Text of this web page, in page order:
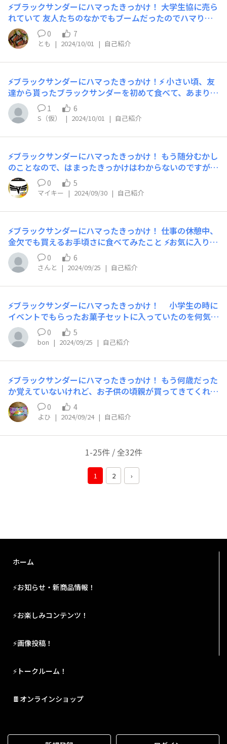
⚡ブラックサンダーにハマったきっかけ！ 大学生協に売ら
れていて 友人たちのなかでもブームだったのでハマりま
した ⚡お気に入りのフレーバーとお気に入りポイント！
ノーマルブラックサンダーが好きです チョコとビスケッ
トの組み合わせが良くて飽きない ⚡いつもこんな時に食べ
てる！ 職場で15時ごろにコーヒーと楽しんでいます ⚡ブ
ラックサンダー愛を出せるので嬉しいです よろしくお願
いします
0 7
とも | 2024/10/01 | 自己紹介
⚡ブラックサンダーにハマったきっかけ！⚡️ 小さい頃、友
達から貰ったブラックサンダーを初めて食べて、あまりに
も美味しくてビックリした記憶があります🌩️それ以来ず
っとファンです。 ⚡お気に入りのフレーバーとお気に入り
ポイント！⚡️ いつもの味が一番ですが、その次を挙げると
するなら「至福のバター」です🧈プレミアムな美味しさな
しかった記憶🍫 ⚡いつもこんな時に食べてる！⚡️ 仕事前で
す🖥️今やってる仕事は夜間の拘束時間が長くガッツリ食事
をとれないことも多いので、ブラックサンダーで甘いもの
を補給して集中モードに入ります👓コスパが良く素早く
獲もこのタイミングで行うことが多いです。仕事の合間に
味の進化や限定フレーバーの季節の移り変わりを味わうこ
とができます。） そして、いつもではないのですが、自
分へのご褒美に「箱買い」をすることもあります。自分の
家にブラックサンダーの箱があるというシチュエーション
は特別感があって最高です。 ⚡ブラックサンダー黒い秘密
1 6
S（仮） | 2024/10/01 | 自己紹介
⚡ブラックサンダーにハマったきっかけ！ もう随分むかし
のことなので、はまったきっかけはわからないのですが、
体操の内村選手がブラックサンダーがスキでいつもたべて
ると報道されたとき、いや、おれもずっとたべてるし、俺
のほうが好きだしwwwっておもったので そのころにはハ
マっていたことは確実です。 黒い広報室時代は、部長ま
ゼンまでやらせてもらったり いろいろと関わらせてもら
って、ズブズブにはまりきってます！！
0 5
マイキー | 2024/09/30 | 自己紹介
⚡ブラックサンダーにハマったきっかけ！ 仕事の休憩中、
金欠でも買えるお手頃さに食べてみたこと ⚡お気に入りの
フレーバーとお気に入りポイント！ ガトーショコラ（し
っとりが大好き）、ジャンドゥーヤ（もともとジャンドゥ
ーヤが大好き）、ビター（おつまみにも合う） ⚡いつもこ
んな時に食べてる！ 仕事の合間、一息つきたい時、気合
ョンの発売時 ⚡ブラックサンダー黒い秘密基地にひとこ
と！ いろんな情報楽しみにしています
0 6
さんと | 2024/09/25 | 自己紹介
⚡ブラックサンダーにハマったきっかけ！ 小学生の時に
イベントでもらったお菓子セットに入っていたのを何気な
く食べたときから。一口目に感じた最大瞬間風速を今でも
ずっと覚えています。 ⚡お気に入りのフレーバーとお気に
入りポイント！ 京都のおたべとコラボした抹茶のサン
ダー 濃い抹茶と甘いビスケット・チョコレートが絶妙
後押しをしていていくらでも食べられる。 ⚡いつもこんな
時に食べてる！ 毎月新作や期間限定が出たときは必ず
購入。あとは自分へのご褒美として。 ⚡ブラックサンダー
黒い秘密基地にひとこと！ 自分だけのブラックサンダ
0 5
bon | 2024/09/25 | 自己紹介
⚡ブラックサンダーにハマったきっかけ！ もう何歳だった
か覚えていないけれど、お子供の頃親が買ってきてくれ
て、あまりの美味しさに感動したのを覚えています！今だ
食べる度に感動しています！ ⚡お気に入りのフレーバーと
お気に入りポイント！ どれも美味しく選べませんがしい
て挙げると、北海道お土産で頂いた白いブラックサンダー
本当は午前中から食べたいけど、無限に食ってしまうので
までもこれからも、美味しくてわくわくする新作を楽しみ
0 4
よひ | 2024/09/24 | 自己紹介
1-25件 / 全32件
1 2 ›
ホーム
⚡お知らせ・新商品情報！
⚡お楽しみコンテンツ！
⚡画像投稿！
⚡トークルーム！
🍫オンラインショップ